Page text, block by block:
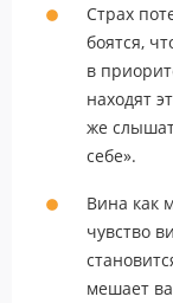
Страх
боятся,
в
находят
же
себе».
Вина как
чувство
мешает